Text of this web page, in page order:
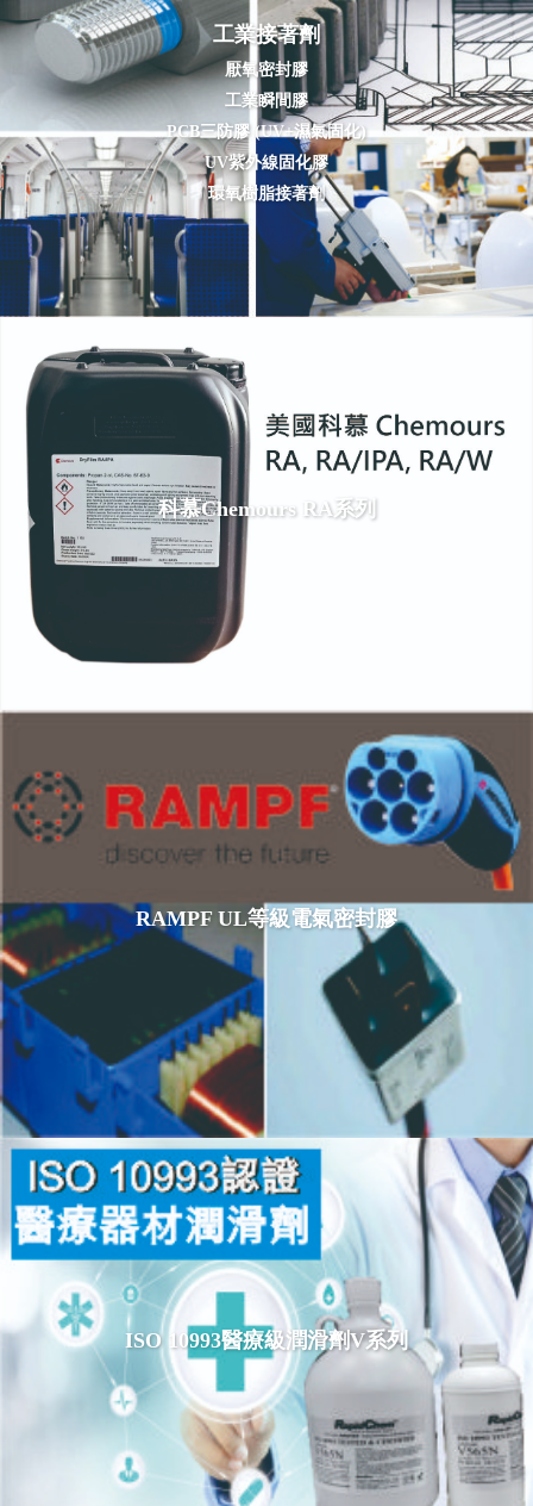
工業接著劑
厭氧密封膠
工業瞬間膠
PCB三防膠 (UV+濕氣固化)
UV紫外線固化膠
環氧樹脂接著劑
科慕Chemours RA系列
RAMPF UL等級電氣密封膠
ISO 10993醫療級潤滑劑V系列